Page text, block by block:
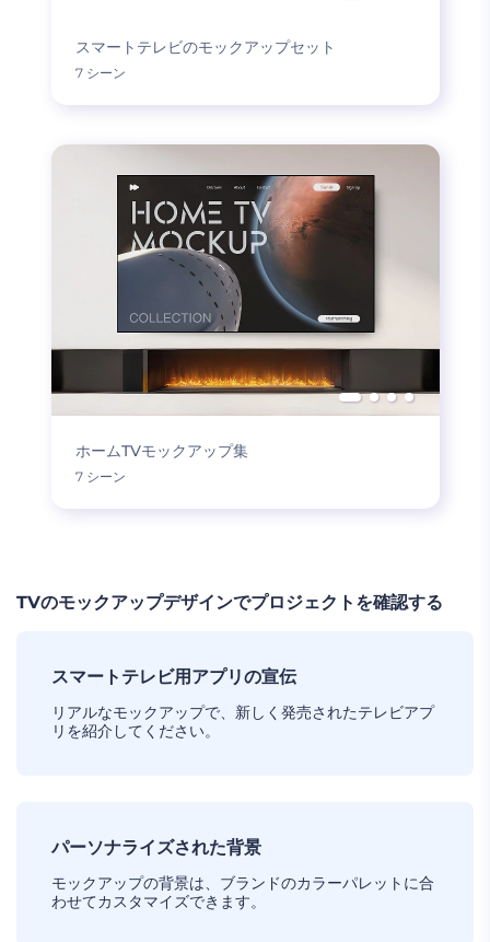
スマートテレビのモックアップセット
7 シーン
ホームTVモックアップ集
7 シーン
TVのモックアップデザインでプロジェクトを確認する
スマートテレビ用アプリの宣伝
リアルなモックアップで、新しく発売されたテレビアプ
リを紹介してください。
パーソナライズされた背景
モックアップの背景は、ブランドのカラーパレットに合
わせてカスタマイズできます。